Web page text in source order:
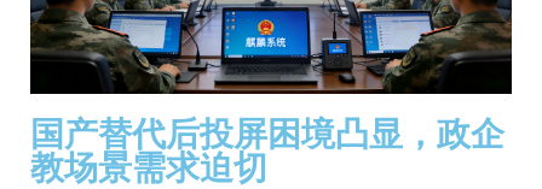
国产替代后投屏困境凸显，政企
教场景需求迫切